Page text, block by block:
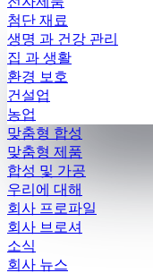
첨단 재료
생명 과 건강 관리
집 과 생활
환경 보호
건설업
농업
맞춤형 합성
맞춤형 제품
합성 및 가공
우리에 대해
회사 프로파일
회사 브로셔
소식
회사 뉴스